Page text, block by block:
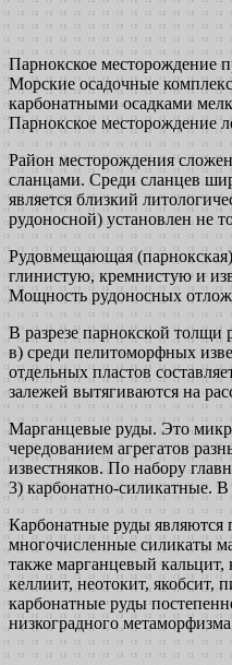
Парнокское месторождение
Морские осадочные
карбонатными осадками
Парнокское месторождение
Район месторождения
сланцами. Среди сланцев
является близкий
рудоносной) установлен не
Рудовмещающая
глинистую, кремнистую и
Мощность рудоносных
В разрезе парнокской толщи
в) среди пелитоморфных
отдельных пластов
залежей вытягиваются на
Марганцевые руды. Это
чередованием агрегатов
известняков. По набору
3) карбонатно-силикатные.
Карбонатные руды являются
многочисленные силикаты
также марганцевый
келлиит, неотокит, якобсит,
карбонатные руды
низкоградного